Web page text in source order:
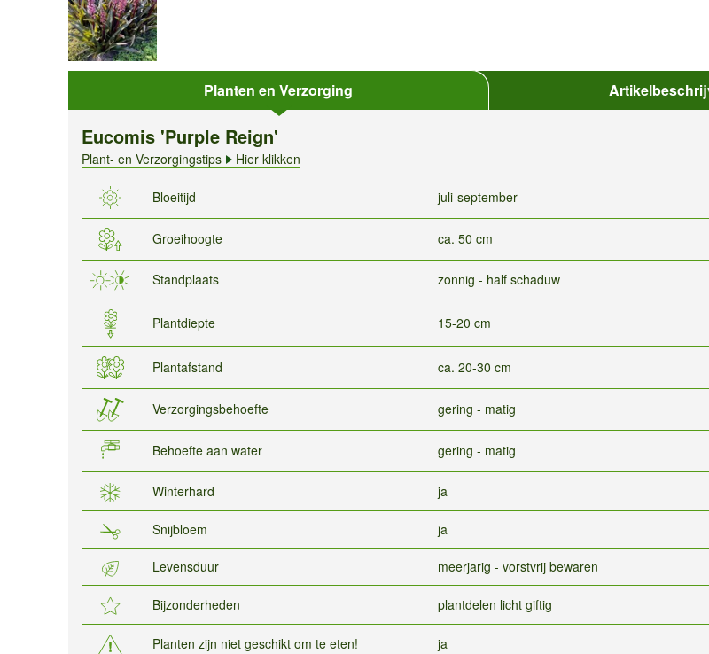
Planten en Verzorging
Eucomis 'Purple Reign'
Plant- en Verzorgingstips Hier klikken
Bloeitijd juli-september
Groeihoogte ca. 50 cm
Standplaats zonnig - half schaduw
Plantdiepte 15-20 cm
Plantafstand ca. 20-30 cm
Verzorgingsbehoefte gering - matig
Behoefte aan water gering - matig
Winterhard ja
Snijbloem ja
Levensduur meerjarig - vorstvrij bewaren
Bijzonderheden plantdelen licht giftig
Planten zijn niet geschikt om te eten! ja